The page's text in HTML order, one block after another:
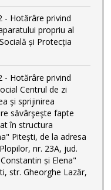
- Hotărâre privind
propriu al
și Protecția
- Hotărâre privind
Centrul de zi
şi sprijinirea
săvârşeşte fapte
în structura
Pitești, de la adresa
nr. 23A, jud.
și Elena"
str. Gheorghe Lazăr,